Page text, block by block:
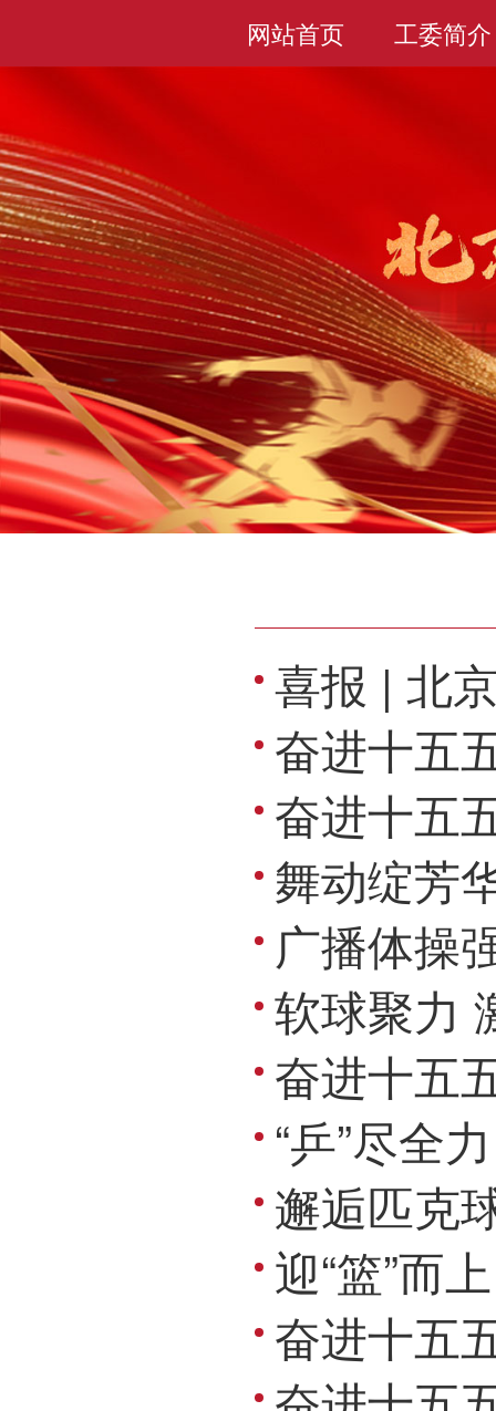
网站首页 工委简介
喜报 | 北
奋进十五五
奋进十五五・
舞动绽芳华
广播体操强体魄
软球聚力 激
奋进十五五・
“乒”尽全力
邂逅匹克球
迎“篮”而上
奋进十五五・